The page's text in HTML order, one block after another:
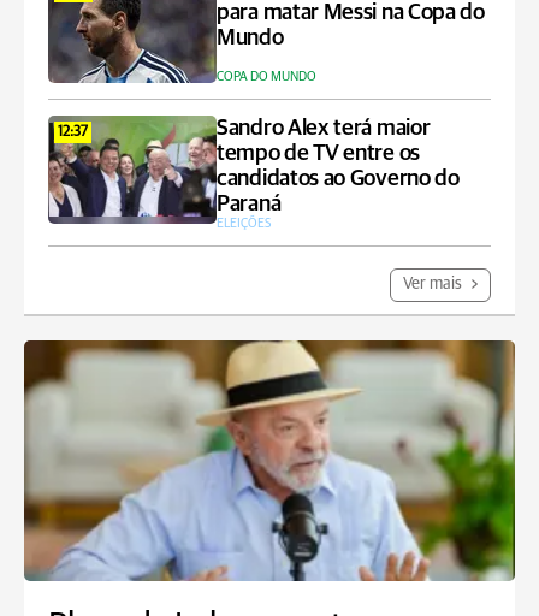
para matar Messi na Copa do
Mundo
COPA DO MUNDO
12:37
Sandro Alex terá maior
tempo de TV entre os
candidatos ao Governo do
Paraná
ELEIÇÕES
Ver mais